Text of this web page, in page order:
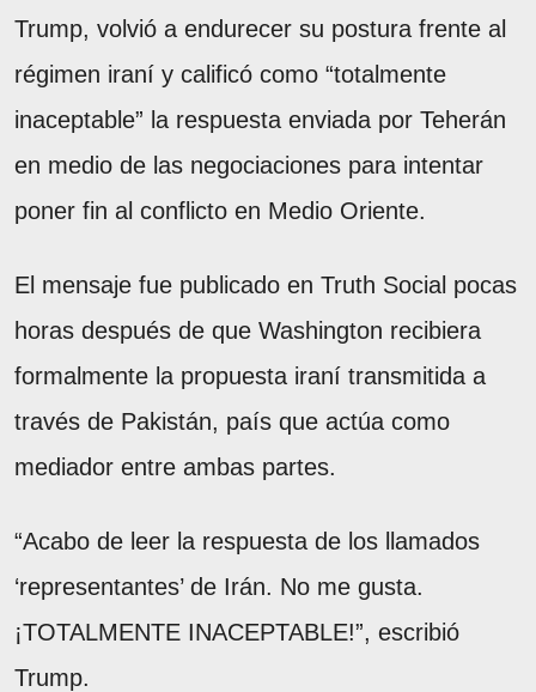
Trump, volvió a endurecer su postura frente al
régimen iraní y calificó como “totalmente
inaceptable” la respuesta enviada por Teherán
en medio de las negociaciones para intentar
poner fin al conflicto en Medio Oriente.
El mensaje fue publicado en Truth Social pocas
horas después de que Washington recibiera
formalmente la propuesta iraní transmitida a
través de Pakistán, país que actúa como
mediador entre ambas partes.
“Acabo de leer la respuesta de los llamados
‘representantes’ de Irán. No me gusta.
¡TOTALMENTE INACEPTABLE!”, escribió
Trump.